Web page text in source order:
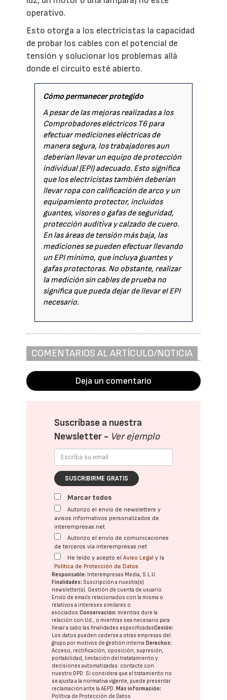
operativo.
Esto otorga a los electricistas la capacidad
de probar los cables con el potencial de
tensión y solucionar los problemas allá
donde el circuito esté abierto.
Cómo permanecer protegido
A pesar de las mejoras realizadas a los
Comprobadores eléctricos T6 para
efectuar mediciones eléctricas de
manera segura, los trabajadores aun
deberían llevar un equipo de protección
individual (EPI) adecuado. Esto significa
que los electricistas también deberían
llevar ropa con calificación de arco y un
equipamiento protector, incluidos
guantes, visores o gafas de seguridad,
protección auditiva y calzado de cuero.
En las áreas de tensión más baja, las
mediciones se pueden efectuar llevando
un EPI mínimo, que incluya guantes y
gafas protectoras. No obstante, realizar
la medición sin cables de prueba no
significa que pueda dejar de llevar el EPI
necesario.
COMENTARIOS AL ARTÍCULO/NOTICIA
Deja un comentario
Suscríbase a nuestra
Newsletter - Ver ejemplo
SUSCRIBIRME GRATIS
Marcar todos
Autorizo el envío de newsletters y
avisos informativos personalizados de
interempresas.net
Autorizo el envío de comunicaciones
de terceros vía interempresas.net
He leído y acepto elAviso Legal y la
Política de Protección de Datos
Responsable: Interempresas Media, S.L.U.
Finalidades: Suscripción a nuestra(s)
newsletter(s). Gestión de cuenta de usuario.
Envío de emails relacionados con la misma o
relativos a intereses similares o
asociados.Conservación: mientras dure la
relación con Ud., o mientras sea necesario para
llevar a cabo las finalidades especificadasCesión:
Los datos pueden cederse a otras empresas del
grupo por motivos de gestión interna.Derechos:
Acceso, rectificación, oposición, supresión,
portabilidad, limitación del tratatamiento y
decisiones automatizadas: contacte con
nuestro DPD . Si considera que el tratamiento no
se ajusta a la normativa vigente, puede presentar
reclamación ante laAEPD .Más información:
Política de Protección de Datos